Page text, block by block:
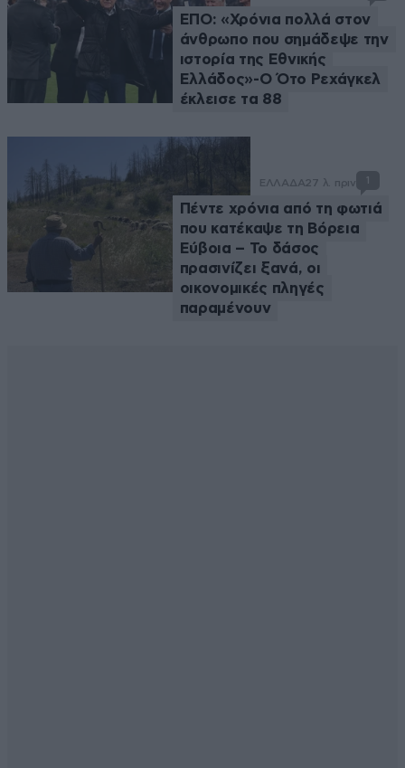
ΕΠΟ: «Χρόνια πολλά στον
άνθρωπο που σημάδεψε την
ιστορία της Εθνικής
Ελλάδος»-Ο Ότο Ρεχάγκελ
έκλεισε τα 88
ΕΛΛΑΔΑ27 λ. πριν 1
Πέντε χρόνια από τη φωτιά
που κατέκαψε τη Βόρεια
Εύβοια – Το δάσος
πρασινίζει ξανά, οι
οικονομικές πληγές
παραμένουν